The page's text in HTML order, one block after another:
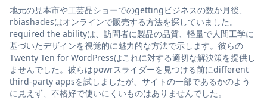
地元の見本市や工芸品ショーでのgettingビジネスの数か月後、
rbiashadesはオンラインで販売する方法を探していました。
required the abilityは、訪問者に製品の品質、軽量で人間工学に
基づいたデザインを視覚的に魅力的な方法で示します。彼らの
Twenty Ten for WordPressはこれに対する適切な解決策を提供し
ませんでした。彼らはpowrスライダーを見つける前にdifferent
third-party appsを試しましたが、サイトの一部であるかのよう
に見えず、不格好で使いにくいものはありませんでした。